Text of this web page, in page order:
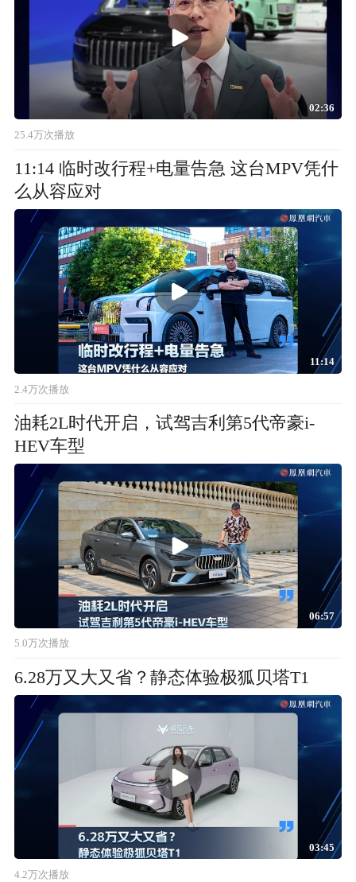
02:36
25.4万次播放
11:14 临时改行程+电量告急 这台MPV凭什
么从容应对
11:14
2.4万次播放
油耗2L时代开启，试驾吉利第5代帝豪i-
HEV车型
06:57
5.0万次播放
6.28万又大又省？静态体验极狐贝塔T1
03:45
4.2万次播放